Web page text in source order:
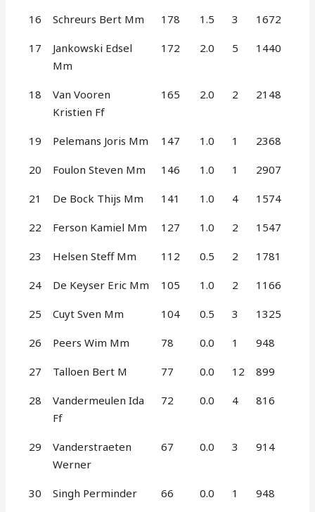
16 Schreurs Bert Mm 178 1.5 3 1672
17
Jankowski Edsel
Mm
172 2.0 5 1440
18
Van Vooren
Kristien Ff
165 2.0 2 2148
19 Pelemans Joris Mm 147 1.0 1 2368
20 Foulon Steven Mm 146 1.0 1 2907
21 De Bock Thijs Mm 141 1.0 4 1574
22 Ferson Kamiel Mm 127 1.0 2 1547
23 Helsen Steff Mm 112 0.5 2 1781
24 De Keyser Eric Mm 105 1.0 2 1166
25 Cuyt Sven Mm 104 0.5 3 1325
26 Peers Wim Mm 78 0.0 1 948
27 Talloen Bert M 77 0.0 12 899
28
Vandermeulen Ida
Ff
72 0.0 4 816
29
Vanderstraeten
Werner
67 0.0 3 914
30 Singh Perminder 66 0.0 1 948